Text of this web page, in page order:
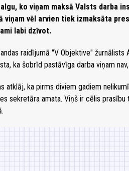
ko viņam maksā Valsts darba
viņam vēl arvien tiek izmaksāta
labi dzīvot.
raidījumā "V Objektive"
ka šobrīd pastāvīga darba viņam
atklāj, ka pirms diviem gadiem
sekretāra amata. Viņš ir cēlis